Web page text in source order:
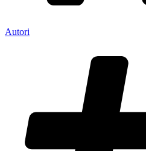
Autori